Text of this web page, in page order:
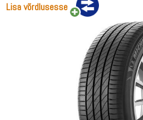
Lisa võrdlusesse